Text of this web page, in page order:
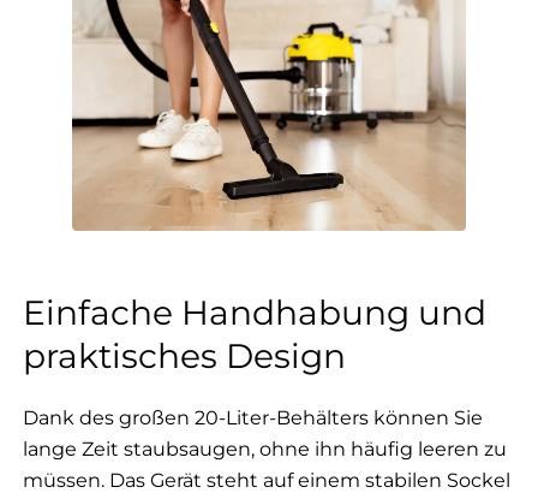
Einfache Handhabung und
praktisches Design
Dank des großen 20-Liter-Behälters können Sie
lange Zeit staubsaugen, ohne ihn häufig leeren zu
müssen. Das Gerät steht auf einem stabilen Sockel